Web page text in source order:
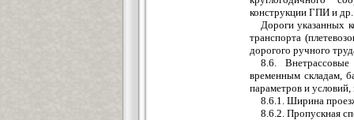
конструкции ГПИ и др.
Дороги указанных
транспорта
дорогого ручного
8.6.
временным складам,
параметров и
8.6.1. Ширина
8.6.2. Пропускная